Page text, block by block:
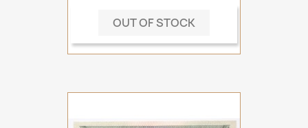
OUT OF STOCK